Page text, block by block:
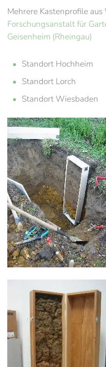
Mehrere Kastenprofile
Forschungsanstalt für
Geisenheim (Rheingau)
Standort Hochheim
Standort Lorch
Standort Wiesbaden